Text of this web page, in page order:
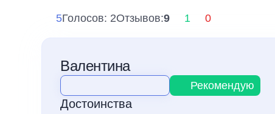
5Голосов: 2Отзывов:9 1 0
Валентина
Рекомендую
Достоинства